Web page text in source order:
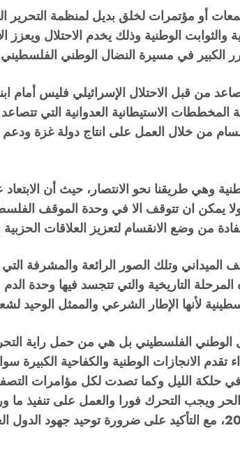
أو مؤتمرات لخلق بديل لمنظمة
والثوابت الوطنية وذلك يخدم الاحتلال
الكبير في مسيرة النضال الوطني
من قبل الاحتلال الإسرائيلي فليس
الاستيطانية العدوانية التي
من خلال العمل على انتاج دولة غزة
وھي طريقنا نحو الانتصار، حيث أن
يمكن ان تتوقف الا في وحدة الموقف
من وضع الانقسام لتعزيز العلاقات
وتلك الصور الرائعة والمشرفة
التاريخية والتي تتجسد فيھا وحدة
لأنھا الإطار الشرعي والممثل الوحيد
الوطني الفلسطيني بل هي من حمل راية
الانجازات الوطنية والكفاحية الكبيرة
حلكة الليل وكما تصدت لكل مؤامرات
ويجب التحرك فورا والعمل على تنفيذ